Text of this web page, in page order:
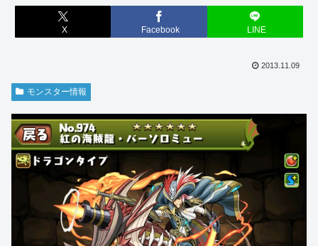
X Facebook LINE
2013.11.09
モンスター情報